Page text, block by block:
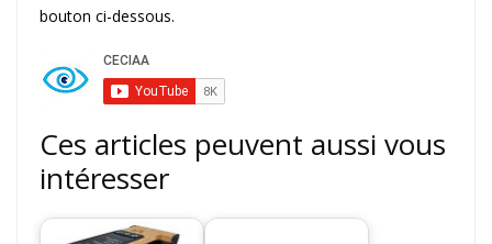
bouton ci-dessous.
Ces articles peuvent aussi vous
intéresser